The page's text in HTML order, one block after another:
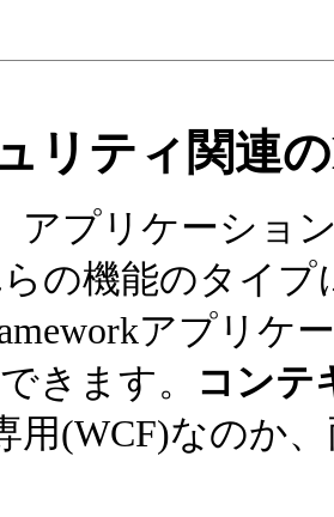
リティ関連
アプリケーショ
らの機能のタイ
アプリケ
きます。
コンテ
用(WCF)なのか